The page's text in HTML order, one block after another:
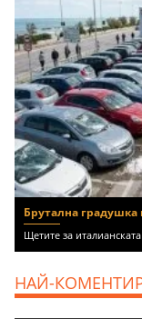
Брутална
Щетите за
НАЙ-